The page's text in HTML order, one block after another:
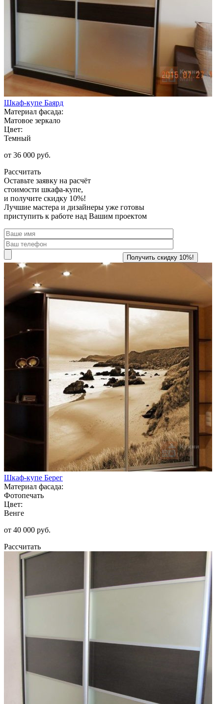
Шкаф-купе Баярд
Материал фасада:
Матовое зеркало
Цвет:
Темный
от 36 000 руб.
Рассчитать
Оставьте заявку на расчёт
стоимости шкафа-купе,
и получите скидку 10%!
Лучшие мастера и дизайнеры уже готовы
приступить к работе над Вашим проектом
Шкаф-купе Берег
Материал фасада:
Фотопечать
Цвет:
Венге
от 40 000 руб.
Рассчитать